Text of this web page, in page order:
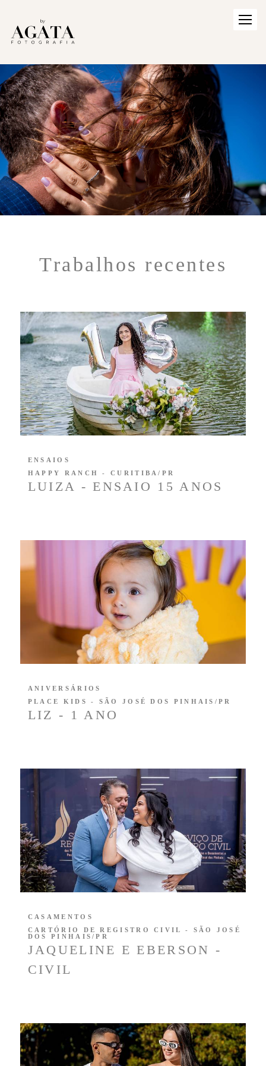
Trabalhos recentes
LUIZA - ENSAIO 15 ANOS
ENSAIOS
HAPPY RANCH - CURITIBA/PR
LIZ - 1 ANO
ANIVERSÁRIOS
PLACE KIDS - SÃO JOSÉ DOS PINHAIS/PR
JAQUELINE E EBERSON -
CIVIL
CASAMENTOS
CARTÓRIO DE REGISTRO CIVIL - SÃO JOSÉ
DOS PINHAIS/PR